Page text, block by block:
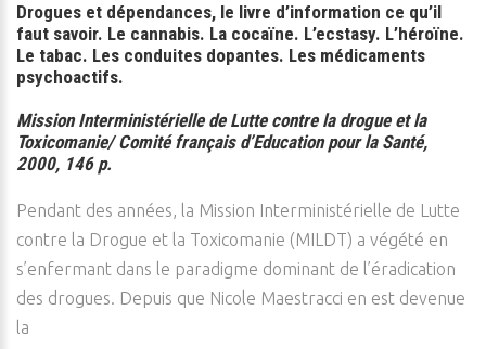
Drogues et dépendances, le livre d’information ce qu’il
faut savoir. Le cannabis. La cocaïne. L’ecstasy. L’héroïne.
Le tabac. Les conduites dopantes. Les médicaments
psychoactifs.
Mission Interministérielle de Lutte contre la drogue et la
Toxicomanie/ Comité français d’Education pour la Santé,
2000, 146 p.
Pendant des années, la Mission Interministérielle de Lutte
contre la Drogue et la Toxicomanie (MILDT) a végété en
s’enfermant dans le paradigme dominant de l’éradication
des drogues. Depuis que Nicole Maestracci en est devenue
la